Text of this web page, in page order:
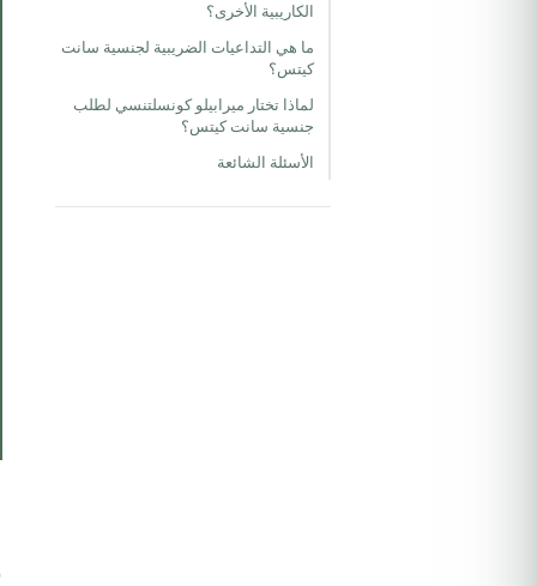
الكاريبية الأخرى؟
ما هي التداعيات الضريبية لجنسية سانت
كيتس؟
لماذا تختار ميرابيلو كونسلتنسي لطلب
جنسية سانت كيتس؟
الأسئلة الشائعة